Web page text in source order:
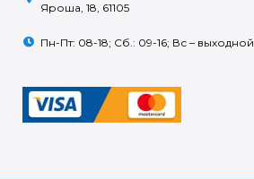
Яроша, 18, 61105
Пн-Пт: 08-18; Сб.: 09-16; Вс – выходной